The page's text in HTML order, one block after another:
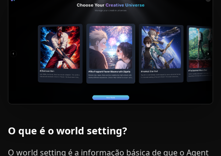
O que é o world setting?
O world setting é a informação básica de que o Agent